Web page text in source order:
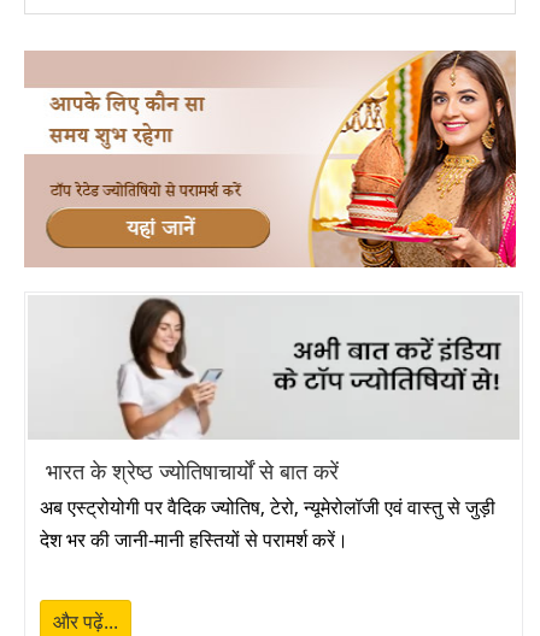
भारत के श्रेष्ठ ज्योतिषाचार्यों से बात करें
अब एस्ट्रोयोगी पर वैदिक ज्योतिष, टेरो, न्यूमेरोलॉजी एवं वास्तु से जुड़ी
देश भर की जानी-मानी हस्तियों से परामर्श करें।
और पढ़ें...